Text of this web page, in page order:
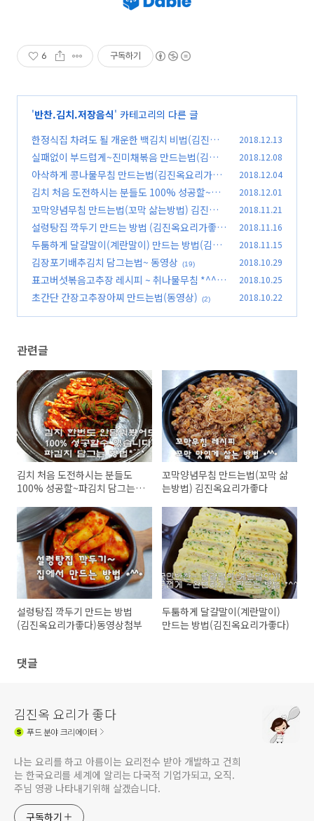
6 구독하기
'반찬.김치.저장음식' 카테고리의 다른 글
한정식집 차려도 될 개운한 백김치 비법(김진옥
요리가좋다)
(0)
2018.12.13
실패없이 부드럽게~진미채볶음 만드는법(김진
옥요리가좋다) (0)
2018.12.08
아삭하게 콩나물무침 만드는법(김진옥요리가좋
다)
(0)
2018.12.04
김치 처음 도전하시는 분들도 100% 성공할~파
김치 담그는 법 (1)
2018.12.01
꼬막양념무침 만드는법(꼬막 삶는방법) 김진옥
요리가좋다 (3)
2018.11.21
설렁탕집 깍두기 만드는 방법 (김진옥요리가좋
다)동영상첨부
(0)
2018.11.16
두툼하게 달걀말이(계란말이) 만드는 방법(김진
옥요리가좋다)
(0)
2018.11.15
김장포기배추김치 담그는법~ 동영상 (19) 2018.10.29
표고버섯볶음고추장 레시피 ~ 취나물무침 *^^*
(1)
2018.10.25
초간단 간장고추장아찌 만드는법(동영상) (2) 2018.10.22
관련글
김치 처음 도전하시는 분들도
100% 성공할~파김치 담그는
꼬막양념무침 만드는법(꼬막 삶
는방법) 김진옥요리가좋다
설렁탕집 깍두기 만드는 방법
(김진옥요리가좋다)동영상첨부
두툼하게 달걀말이(계란말이)
만드는 방법(김진옥요리가좋다)
댓글
김진옥 요리가 좋다
푸드분야 크리에이터
나는 요리를 하고 아름이는 요리전수 받아 개발하고 건희
는 한국요리를 세계에 알리는 다국적 기업가되고, 오직.
주님 영광 나타내기위해 살겠습니다.
구독하기